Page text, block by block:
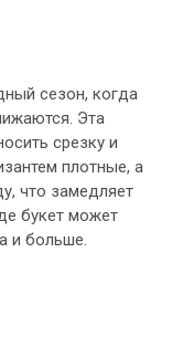
сезон, когда
Эта
срезку и
плотные, а
что замедляет
букет может
и больше.